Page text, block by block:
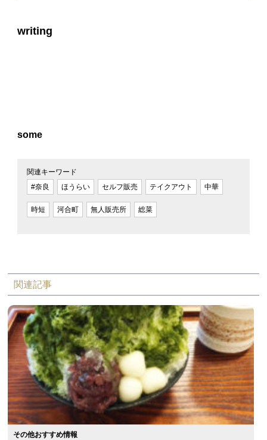
writing
some
関連キーワード
#奈良
ほうらい セルフ販売 テイクアウト 中華
時短 河合町 無人販売所 総菜
関連記事
その他おすすめ情報